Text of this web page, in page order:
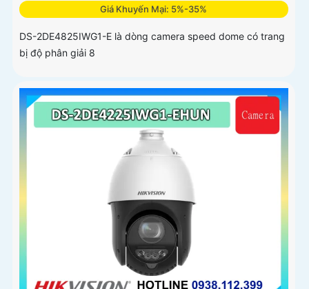
Giá Khuyến Mại: 5%-35%
DS-2DE4825IWG1-E là dòng camera speed dome có trang
bị độ phân giải 8